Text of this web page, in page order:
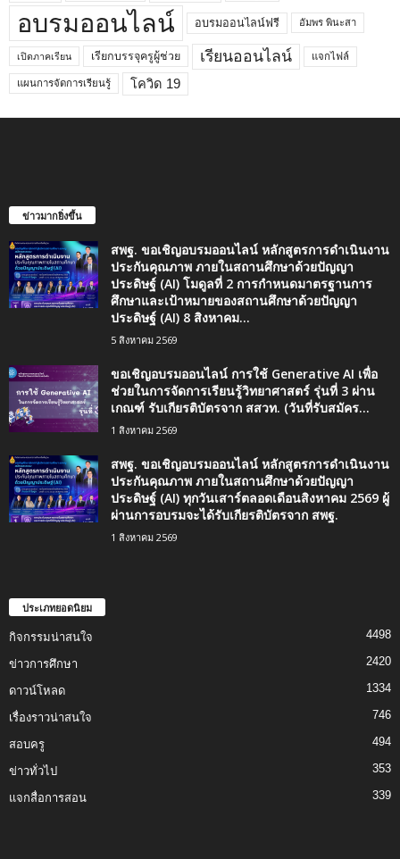
อบรมออนไลน์ อบรมออนไลน์ฟรี อัมพร พินะสา
เปิดภาคเรียน เรียกบรรจุครูผู้ช่วย เรียนออนไลน์ แจกไฟล์
แผนการจัดการเรียนรู้ โควิด 19
ข่าวมากยิ่งขึ้น
สพฐ. ขอเชิญอบรมออนไลน์ หลักสูตรการดำเนินงาน
ประกันคุณภาพ ภายในสถานศึกษาด้วยปัญญา
ประดิษฐ์ (AI) โมดูลที่ 2 การกำหนดมาตรฐานการ
ศึกษาและเป้าหมายของสถานศึกษาด้วยปัญญา
ประดิษฐ์ (AI) 8 สิงหาคม...
5 สิงหาคม 2569
ขอเชิญอบรมออนไลน์ การใช้ Generative AI เพื่อ
ช่วยในการจัดการเรียนรู้วิทยาศาสตร์ รุ่นที่ 3 ผ่าน
เกณฑ์ รับเกียรติบัตรจาก สสวท. (วันที่รับสมัคร...
1 สิงหาคม 2569
สพฐ. ขอเชิญอบรมออนไลน์ หลักสูตรการดำเนินงาน
ประกันคุณภาพ ภายในสถานศึกษาด้วยปัญญา
ประดิษฐ์ (AI) ทุกวันเสาร์ตลอดเดือนสิงหาคม 2569 ผู้
ผ่านการอบรมจะได้รับเกียรติบัตรจาก สพฐ.
1 สิงหาคม 2569
ประเภทยอดนิยม
กิจกรรมน่าสนใจ 4498
ข่าวการศึกษา 2420
ดาวน์โหลด 1334
เรื่องราวน่าสนใจ 746
สอบครู 494
ข่าวทั่วไป 353
แจกสื่อการสอน 339